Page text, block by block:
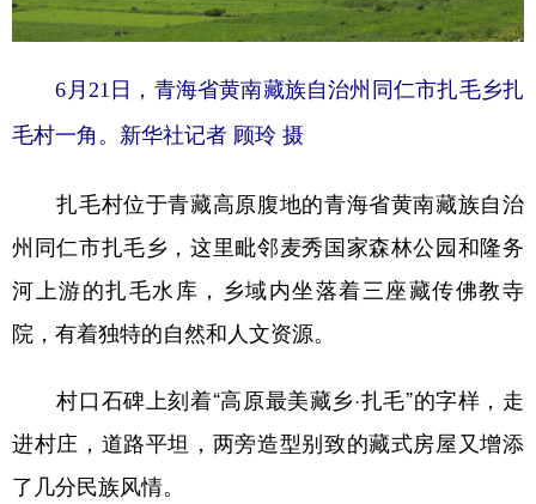
地方频道
北京 天津 河北 山西
辽宁 吉林
浙江 安徽 福建 江西
山东 河南 湖北 湖南
广东 广西 海南 重庆
四川 贵州 云南
陕西 甘肃 青海 宁夏
新疆 内蒙古 黑龙江
6月21日，青海省黄南藏族自治州同仁市扎毛乡扎
毛村一角。新华社记者 顾玲 摄
扎毛村位于青藏高原腹地的青海省黄南藏族自治
州同仁市扎毛乡，这里毗邻麦秀国家森林公园和隆务
河上游的扎毛水库，乡域内坐落着三座藏传佛教寺
院，有着独特的自然和人文资源。
村口石碑上刻着“高原最美藏乡·扎毛”的字样，走
进村庄，道路平坦，两旁造型别致的藏式房屋又增添
了几分民族风情。